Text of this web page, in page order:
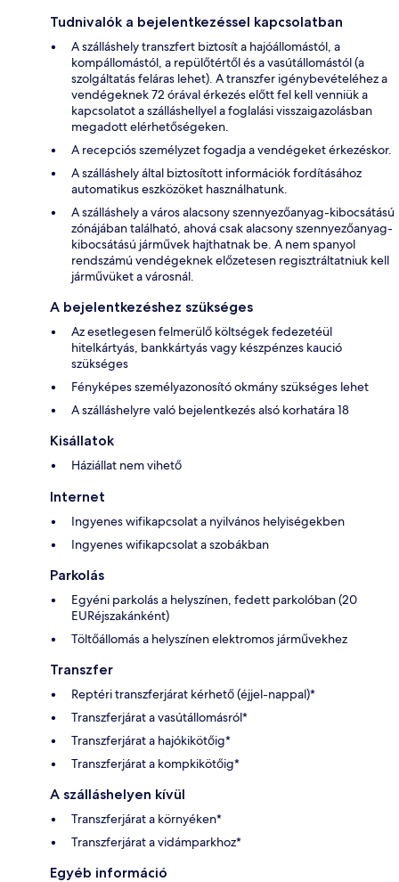
Tudnivalók a bejelentkezéssel kapcsolatban
A szálláshely transzfert biztosít a hajóállomástól, a
kompállomástól, a repülőtértől és a vasútállomástól (a
szolgáltatás feláras lehet). A transzfer igénybevételéhez a
vendégeknek 72 órával érkezés előtt fel kell venniük a
kapcsolatot a szálláshellyel a foglalási visszaigazolásban
megadott elérhetőségeken.
A recepciós személyzet fogadja a vendégeket érkezéskor.
A szálláshely által biztosított információk fordításához
automatikus eszközöket használhatunk.
A szálláshely a város alacsony szennyezőanyag-kibocsátású
zónájában található, ahová csak alacsony szennyezőanyag-
kibocsátású járművek hajthatnak be. A nem spanyol
rendszámú vendégeknek előzetesen regisztráltatniuk kell
járművüket a városnál.
A bejelentkezéshez szükséges
Az esetlegesen felmerülő költségek fedezetéül
hitelkártyás, bankkártyás vagy készpénzes kaució
szükséges
Fényképes személyazonosító okmány szükséges lehet
A szálláshelyre való bejelentkezés alsó korhatára 18
Kisállatok
Háziállat nem vihető
Internet
Ingyenes wifikapcsolat a nyilvános helyiségekben
Ingyenes wifikapcsolat a szobákban
Parkolás
Egyéni parkolás a helyszínen, fedett parkolóban (20
EURéjszakánként)
Töltőállomás a helyszínen elektromos járművekhez
Transzfer
Reptéri transzferjárat kérhető (éjjel-nappal)*
Transzferjárat a vasútállomásról*
Transzferjárat a hajókikötőig*
Transzferjárat a kompkikötőig*
A szálláshelyen kívül
Transzferjárat a környéken*
Transzferjárat a vidámparkhoz*
Egyéb információ